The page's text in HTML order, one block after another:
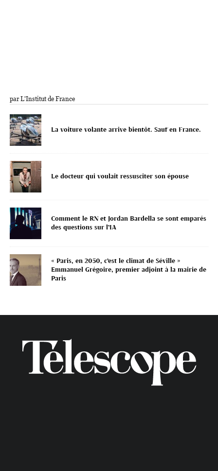
par L'Institut de France
La voiture volante arrive bientôt. Sauf en France.
Le docteur qui voulait ressusciter son épouse
Comment le RN et Jordan Bardella se sont emparés
des questions sur l’IA
« Paris, en 2050, c’est le climat de Séville »
Emmanuel Grégoire, premier adjoint à la mairie de
Paris